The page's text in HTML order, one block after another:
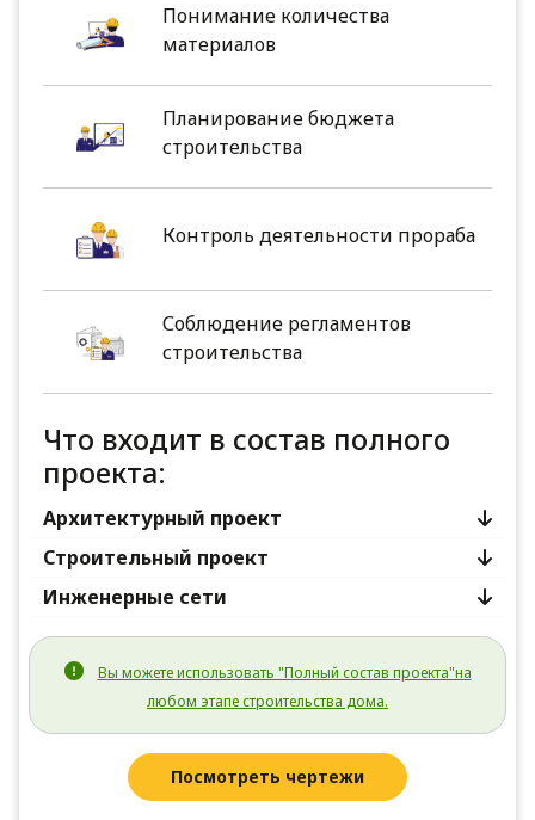
Понимание количества
материалов
Планирование бюджета
строительства
Контроль деятельности прораба
Соблюдение регламентов
строительства
Что входит в состав полного
проекта:
Архитектурный проект
Строительный проект
Инженерные сети
Вы можете использовать "Полный состав проекта"на
любом этапе строительства дома.
Посмотреть чертежи